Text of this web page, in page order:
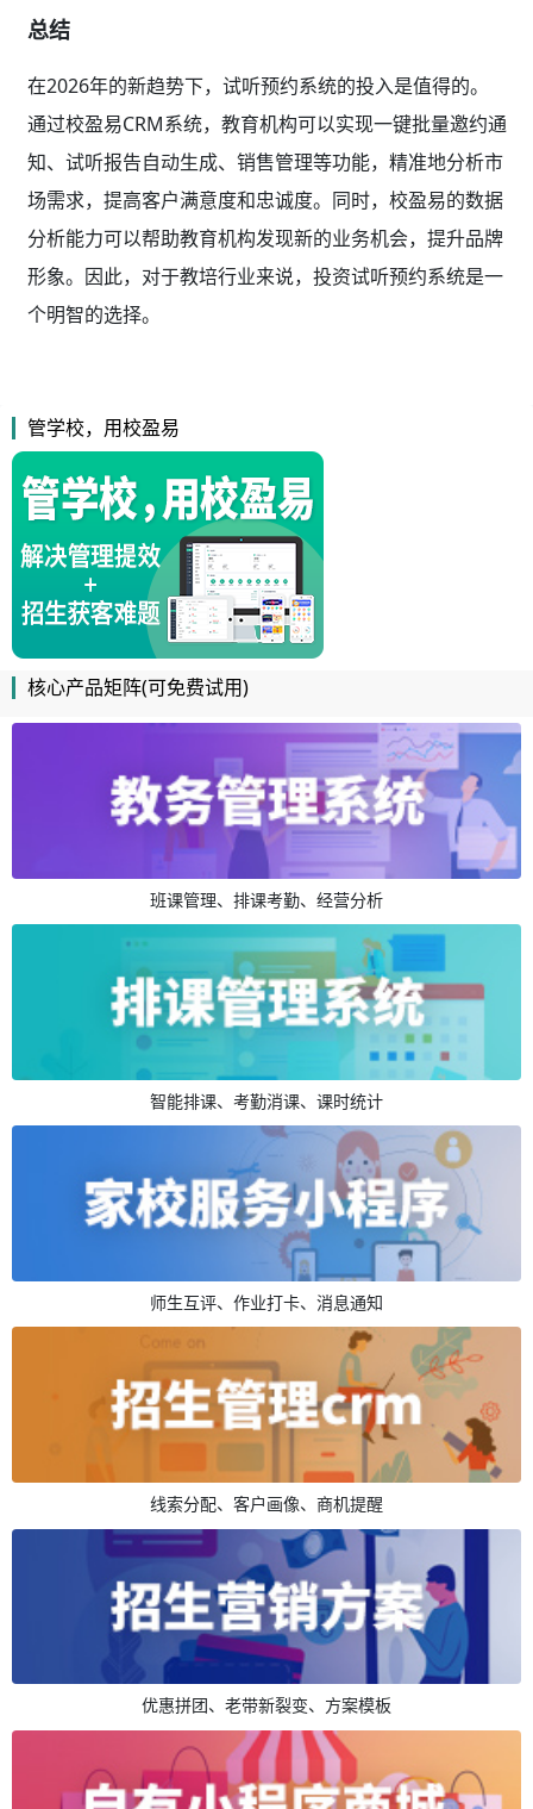
总结
在2026年的新趋势下，试听预约系统的投入是值得的。
通过校盈易CRM系统，教育机构可以实现一键批量邀约通
知、试听报告自动生成、销售管理等功能，精准地分析市
场需求，提高客户满意度和忠诚度。同时，校盈易的数据
分析能力可以帮助教育机构发现新的业务机会，提升品牌
形象。因此，对于教培行业来说，投资试听预约系统是一
个明智的选择。
管学校，用校盈易
核心产品矩阵(可免费试用)
班课管理、排课考勤、经营分析
智能排课、考勤消课、课时统计
师生互评、作业打卡、消息通知
线索分配、客户画像、商机提醒
优惠拼团、老带新裂变、方案模板